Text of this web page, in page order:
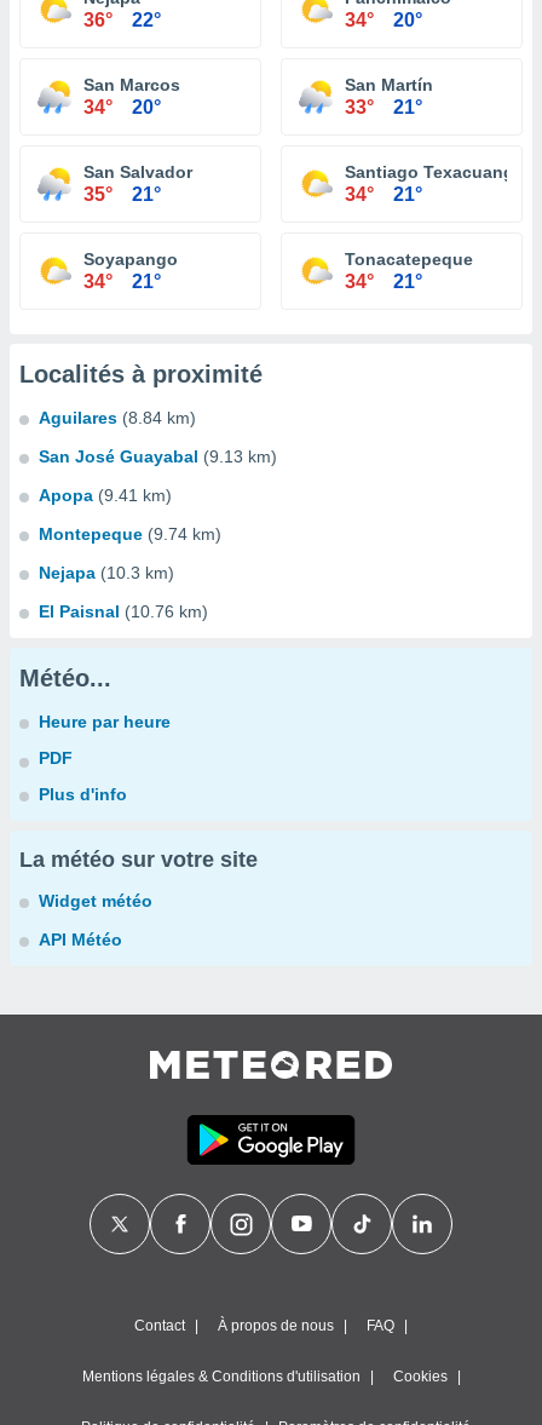
36° 22° 34° 20°
San Marcos
34° 20°
San Martín
33° 21°
San Salvador
35° 21°
Santiago Texacuangos
34° 21°
Soyapango
34° 21°
Tonacatepeque
34° 21°
Localités à proximité
Aguilares (8.84 km)
San José Guayabal (9.13 km)
Apopa (9.41 km)
Montepeque (9.74 km)
Nejapa (10.3 km)
El Paisnal (10.76 km)
Météo...
Heure par heure
PDF
Plus d'info
La météo sur votre site
Widget météo
API Météo
Contact À propos de nous FAQ
Mentions légales & Conditions d'utilisation Cookies